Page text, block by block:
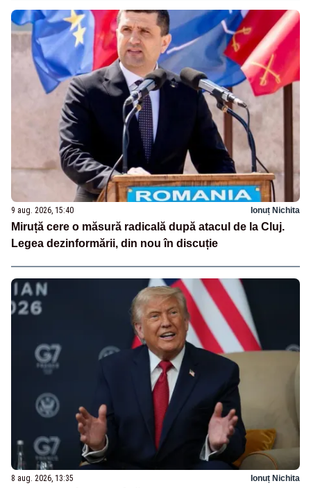
9 aug. 2026, 15:40 Ionuț Nichita
Miruță cere o măsură radicală după atacul de la Cluj.
Legea dezinformării, din nou în discuție
8 aug. 2026, 13:35 Ionuț Nichita